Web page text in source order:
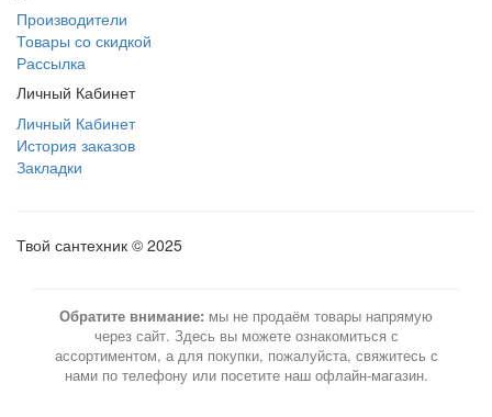
Производители
Товары со скидкой
Рассылка
Личный Кабинет
Личный Кабинет
История заказов
Закладки
Твой сантехник © 2025
Обратите внимание: мы не продаём товары напрямую
через сайт. Здесь вы можете ознакомиться с
ассортиментом, а для покупки, пожалуйста, свяжитесь с
нами по телефону или посетите наш офлайн-магазин.